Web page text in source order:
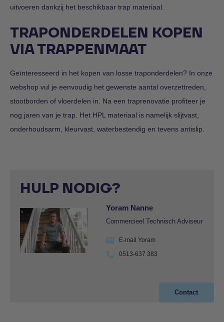
uitvoeren dankzij het beschikbaar trap materiaal.
TRAPONDERDELEN KOPEN
VIA TRAPPENMAAT
Geïnteresseerd in het kopen van losse traponderdelen? In onze
webshop vul je eenvoudig het gewenste aantal overzettreden,
stootborden of vloerdelen in. Na een traprenovatie profiteer je
nog jaren van je trap. Het HPL materiaal is namelijk slijtvast,
onderhoudsarm, kleurvast, waterbestendig en tevens antislip.
HULP NODIG?
Yoram Nanne
Commercieel Technisch Adviseur
E-mail Yoram
0513-637 383
Contact